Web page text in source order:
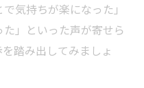
気持ちが楽になった」
た」といった声が寄せら
踏み出してみましょ